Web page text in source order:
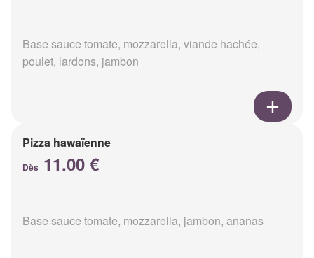
Base sauce tomate, mozzarella, viande hachée,
poulet, lardons, jambon
Pizza hawaïenne
Dès 11.00 €
Base sauce tomate, mozzarella, jambon, ananas